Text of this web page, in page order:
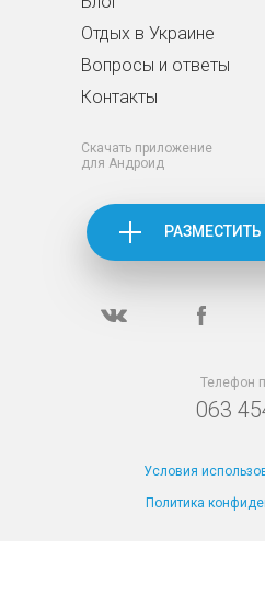
Отдых в Украине
Вопросы и ответы
Контакты
Скачать приложение
для Андроид
Телефон
063
Условия
Политика